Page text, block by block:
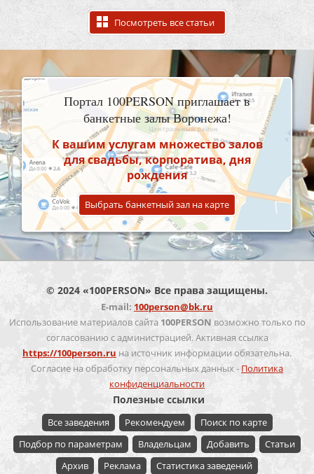
Посмотреть все статьи
Портал 100PERSON приглашает в
банкетные залы Воронежа!
К вашим услугам множество залов
для свадьбы, корпоратива, дня
рождения
Выбрать банкетный зал на карте
© 2024 «100PERSON» Все права защищены.
E-mail: 100person@bk.ru
Использование материалов сайта 100PERSON возможно только по
согласованию с администрацией. Активная ссылка
https://100person.ru на источник информации обязательна.
Согласие на обработку персональных данных - Политика
конфиденциальности
Полезные ссылки
Все заведения Рекомендуем
Поиск по карте
Подбор по параметрам
Владельцам Добавить
Статьи
Архив
Реклама Статистика заведений